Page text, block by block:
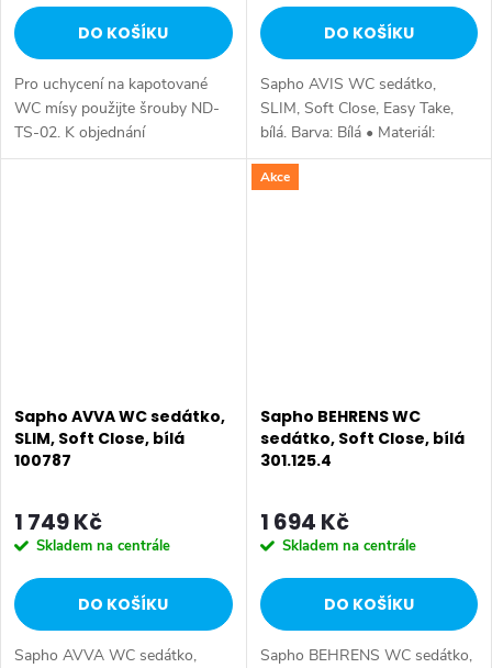
DO KOŠÍKU
Pro uchycení na kapotované
WC mísy použijte šrouby ND-
TS-02. K objednání
samostatně. Rozměr: 37,6x45,6
DO KOŠÍKU
Sapho AVIS WC sedátko,
SLIM, Soft Close, Easy Take,
bílá. Barva: Bílá • Materiál:
Duroplast • Tvar: Pro konkrétní
WC • Ostatní: Soft Close
Sapho AVVA WC sedátko,
SLIM, Soft Close, bílá
100787
1 749 Kč
Skladem na centrále
DO KOŠÍKU
Sapho AVVA WC sedátko,
Akce
Sapho BEHRENS WC
sedátko, Soft Close, bílá
301.125.4
1 694 Kč
Skladem na centrále
DO KOŠÍKU
Sapho BEHRENS WC sedátko,